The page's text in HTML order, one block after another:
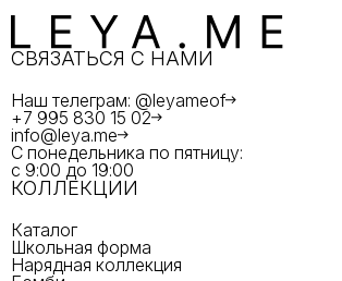
СВЯЗАТЬСЯ С НАМИ
Наш телеграм: @leyameof
+7 995 830 15 02
info@leya.me
С понедельника по пятницу:
с 9:00 до 19:00
КОЛЛЕКЦИИ
Каталог
Школьная форма
Нарядная коллекция